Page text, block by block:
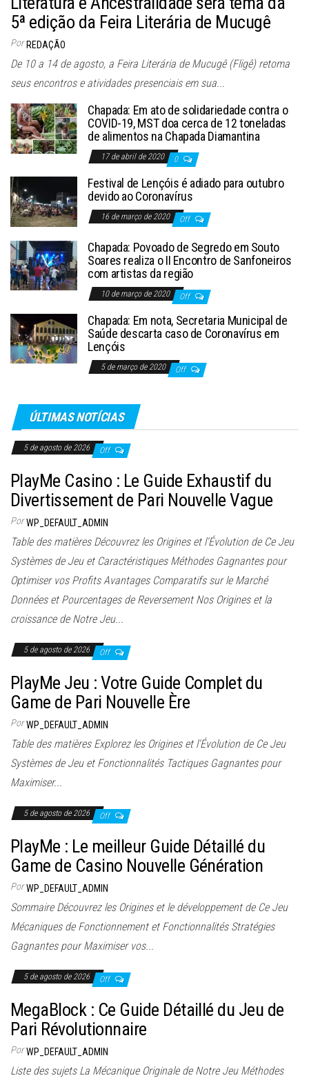
5ª edição da Feira Literária de Mucugê
Por REDAÇÃO
De 10 a 14 de agosto, a Feira Literária de Mucugê (Fligê) retoma
seus encontros e atividades presenciais em sua...
Chapada: Em ato de solidariedade contra o
COVID-19, MST doa cerca de 12 toneladas
de alimentos na Chapada Diamantina
17 de abril de 2020 0
Festival de Lençóis é adiado para outubro
devido ao Coronavírus
16 de março de 2020 Off
Chapada: Povoado de Segredo em Souto
Soares realiza o II Encontro de Sanfoneiros
com artistas da região
10 de março de 2020 Off
Chapada: Em nota, Secretaria Municipal de
Saúde descarta caso de Coronavírus em
Lençóis
5 de março de 2020 Off
ÚLTIMAS NOTÍCIAS
5 de agosto de 2026 Off
PlayMe Casino : Le Guide Exhaustif du
Divertissement de Pari Nouvelle Vague
Por WP_DEFAULT_ADMIN
Table des matières Découvrez les Origines et l'Évolution de Ce Jeu
Systèmes de Jeu et Caractéristiques Méthodes Gagnantes pour
Optimiser vos Profits Avantages Comparatifs sur le Marché
Données et Pourcentages de Reversement Nos Origines et la
croissance de Notre Jeu...
5 de agosto de 2026 Off
PlayMe Jeu : Votre Guide Complet du
Game de Pari Nouvelle Ère
Por WP_DEFAULT_ADMIN
Table des matières Explorez les Origines et l'Évolution de Ce Jeu
Systèmes de Jeu et Fonctionnalités Tactiques Gagnantes pour
Maximiser...
5 de agosto de 2026 Off
PlayMe : Le meilleur Guide Détaillé du
Game de Casino Nouvelle Génération
Por WP_DEFAULT_ADMIN
Sommaire Découvrez les Origines et le développement de Ce Jeu
Mécaniques de Fonctionnement et Fonctionnalités Stratégies
Gagnantes pour Maximiser vos...
5 de agosto de 2026 Off
MegaBlock : Ce Guide Détaillé du Jeu de
Pari Révolutionnaire
Por WP_DEFAULT_ADMIN
Liste des sujets La Mécanique Originale de Notre Jeu Méthodes